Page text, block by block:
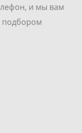
и мы вам
подбором